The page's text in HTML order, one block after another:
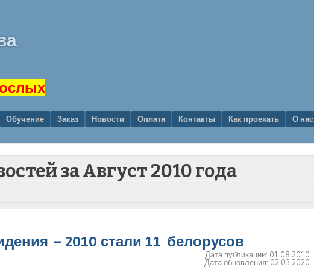
Обучение Заказ Новости Оплата Контакты Как проехать О нас
заАвгуст 2010 года
– 2010 стали 11 белорусов
Дата публикации: 01.08.2010
Дата обновления: 02.03.2020